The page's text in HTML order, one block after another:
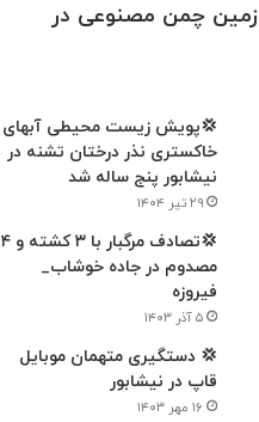
💢احداث ۹ زمین‌ چمن مصنوعی در
💢پویش زیست محیطی آبهای
خاکستری نذر درختان تشنه در
نیشابور پنج ساله شد
۲۹ تیر ۱۴۰۴
💢تصادف مرگبار با ۳ کشته و ۴
مصدوم در جاده خوشاب_
فیروزه
۵ آذر ۱۴۰۳
💢 دستگیری متهمان موبايل
قاپ در نیشابور
۱۶ مهر ۱۴۰۳